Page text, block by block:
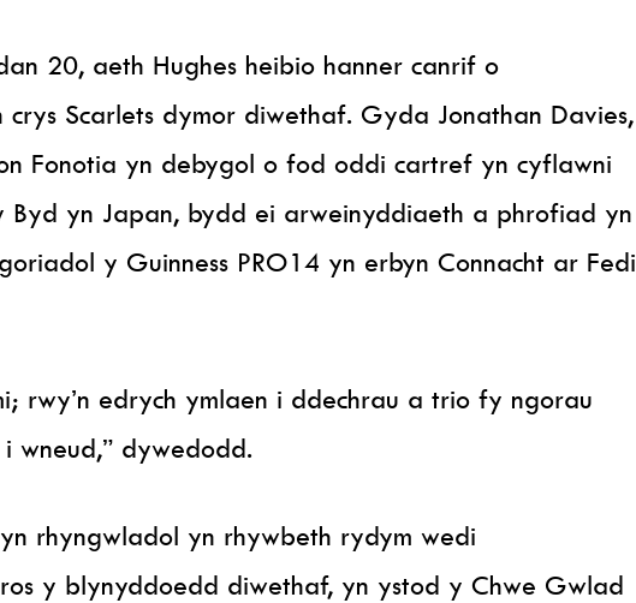
20, aeth Hughes heibio hanner canrif o
crys Scarlets dymor diwethaf. Gyda Jonathan Davies,
Fonotia yn debygol o fod oddi cartref yn cyflawni
Byd yn Japan, bydd ei arweinyddiaeth a phrofiad yn
y Guinness PRO14 yn erbyn Connacht ar Fedi
rwy’n edrych ymlaen i ddechrau a trio fy ngorau
wneud,” dywedodd.
rhyngwladol yn rhywbeth rydym wedi
y blynyddoedd diwethaf, yn ystod y Chwe Gwlad